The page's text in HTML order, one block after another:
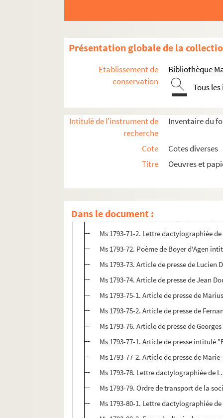
Présentation globale de la
Etablissement de
conservation
Bibliothèque
Tous
Intitulé de l'instrument de
recherche
Inventaire du
Cote
Cotes diverses
Titre
Oeuvres et
Dans le document :
Ms 1793-62. Feuillet de catalogue de
Ms 1793-64. Lettre autographe de
Ms 1793-65. Lettre autographe de
Ms 1793-66-1. Lettre autographe de
Ms 1793-66-2. Lettre autographe de
Ms 1793-68. Lettre autographe de
Ms 1793-69. Lettre autographe de P.
Ms 1793-70. Lettre autographe de Mlle
Ms 1793-71-1. Lettre autographe
Ms 1793-71-2. Lettre dactylographiée
Ms 1793-72. Poème de Boyer d'Agen
Ms 1793-73. Article de presse de
Ms 1793-74. Article de presse de Jean
Ms 1793-75-1. Article de presse de
Ms 1793-75-2. Article de presse de
Ms 1793-76. Article de presse de
Ms 1793-77-1. Article de presse intitulé
Ms 1793-77-2. Article de presse de
Ms 1793-78. Lettre dactylographiée de
Ms 1793-79. Ordre de transport de la
Ms 1793-80-1. Lettre dactylographiée